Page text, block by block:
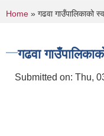
You are
Home » गढवा गाउँपालिकाको
गढवा
Submitted on: Thu,